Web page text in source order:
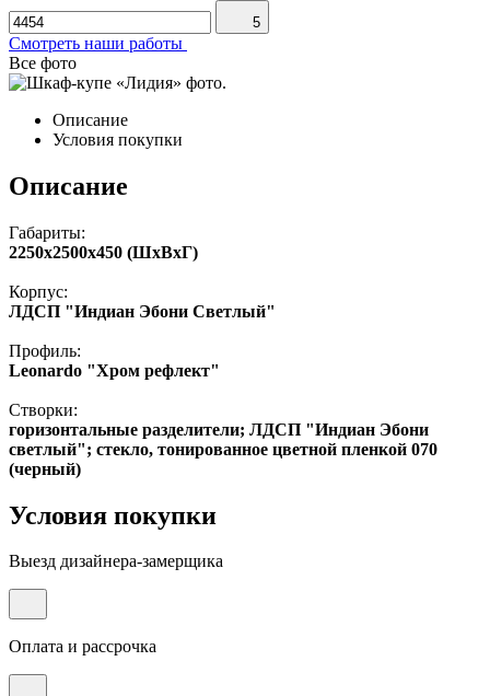
5
Смотреть наши работы
Все фото
Описание
Условия покупки
Описание
Габариты:
2250х2500х450 (ШхВхГ)
Корпус:
ЛДСП "Индиан Эбони Светлый"
Профиль:
Leonardo "Хром рефлект"
Створки:
горизонтальные разделители; ЛДСП "Индиан Эбони
светлый"; стекло, тонированное цветной пленкой 070
(черный)
Условия покупки
Выезд дизайнера-замерщика
Оплата и рассрочка